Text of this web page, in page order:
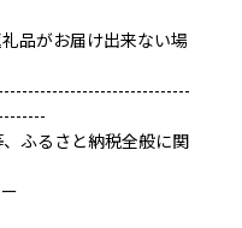
品がお届け出来ない場
ふるさと納税全般に関